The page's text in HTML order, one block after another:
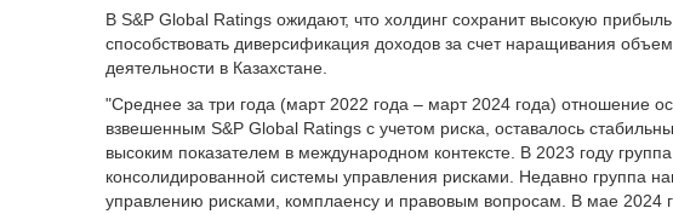
В S&P Global Ratings ожидают, что холдинг сохранит высокую
способствовать диверсификация доходов за счет наращивания
деятельности в Казахстане.
"Среднее за три года (март 2022 года – март 2024 года) отношение
взвешенным S&P Global Ratings с учетом риска, оставалось
высоким показателем в международном контексте. В 2023 году
консолидированной системы управления рисками. Недавно группа
управлению рисками, комплаенсу и правовым вопросам. В мае 2024